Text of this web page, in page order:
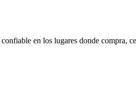
en los lugares donde compra,